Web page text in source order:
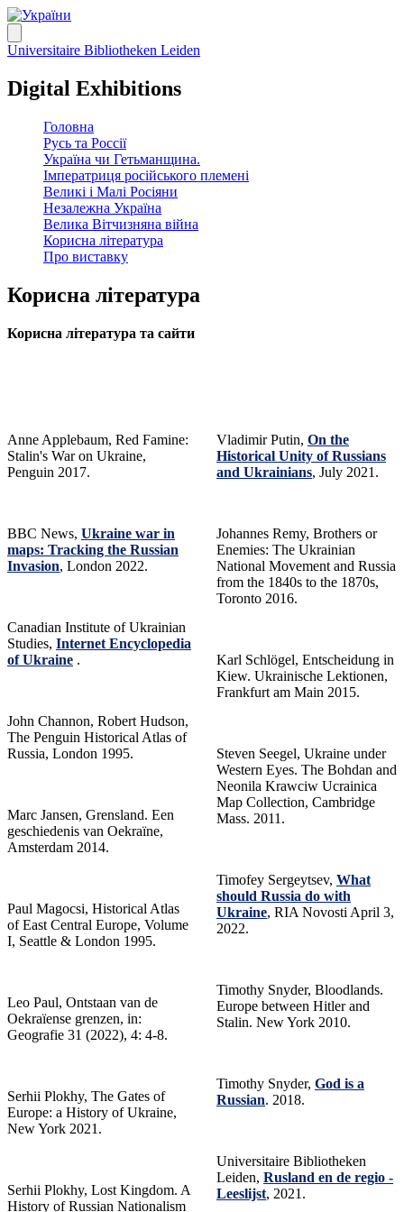
Universitaire Bibliotheken Leiden
Digital Exhibitions
Головна
Русь та Россії
Україна чи Гетьманщина.
Імператриця російського племені
Великі і Малі Росіяни
Незалежна Україна
Велика Вітчизняна війна
Корисна література
Про виставку
Корисна література
Корисна література та сайти
Anne Applebaum, Red Famine:
Stalin's War on Ukraine,
Penguin 2017.
BBC News, Ukraine war in
maps: Tracking the Russian
Invasion, London 2022.
Canadian Institute of Ukrainian
Studies, Internet Encyclopedia
of Ukraine .
John Channon, Robert Hudson,
The Penguin Historical Atlas of
Russia, London 1995.
Marc Jansen, Grensland. Een
geschiedenis van Oekraïne,
Amsterdam 2014.
Paul Magocsi, Historical Atlas
of East Central Europe, Volume
I, Seattle & London 1995.
Leo Paul, Ontstaan van de
Oekraïense grenzen, in:
Geografie 31 (2022), 4: 4-8.
Serhii Plokhy, The Gates of
Europe: a History of Ukraine,
New York 2021.
Serhii Plokhy, Lost Kingdom. A
History of Russian Nationalism
Vladimir Putin, On the
Historical Unity of Russians
and Ukrainians, July 2021.
Johannes Remy, Brothers or
Enemies: The Ukrainian
National Movement and Russia
from the 1840s to the 1870s,
Toronto 2016.
Karl Schlögel, Entscheidung in
Kiew. Ukrainische Lektionen,
Frankfurt am Main 2015.
Steven Seegel, Ukraine under
Western Eyes. The Bohdan and
Neonila Krawciw Ucrainica
Map Collection, Cambridge
Mass. 2011.
Timofey Sergeytsev, What
should Russia do with
Ukraine, RIA Novosti April 3,
2022.
Timothy Snyder, Bloodlands.
Europe between Hitler and
Stalin. New York 2010.
Timothy Snyder, God is a
Russian. 2018.
Universitaire Bibliotheken
Leiden, Rusland en de regio -
Leeslijst, 2021.